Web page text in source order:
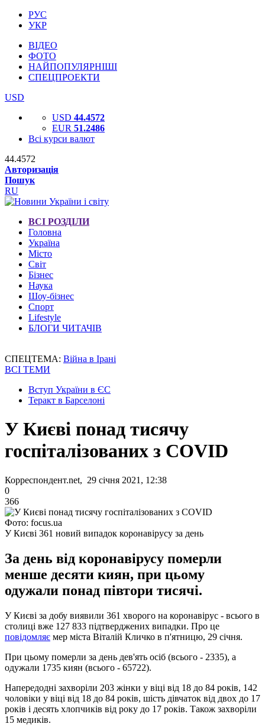
РУС
УКР
ВІДЕО
ФОТО
НАЙПОПУЛЯРНІШІ
СПЕЦПРОЕКТИ
USD
USD 44.4572
EUR 51.2486
Всі курси валют
44.4572
Авторизація
Пошук
RU
ВСІ РОЗДІЛИ
Головна
Україна
Місто
Світ
Бізнес
Наука
Шоу-бізнес
Спорт
Lifestyle
БЛОГИ ЧИТАЧІВ
СПЕЦТЕМА: Війна в Ірані
ВСІ ТЕМИ
Вступ України в ЄС
Теракт в Барселоні
У Києві понад тисячу
госпіталізованих з COVID
Корреспондент.net, 29 січня 2021, 12:38
0
366
Фото: focus.ua
У Києві 361 новий випадок коронавірусу за день
За день від коронавірусу померли
менше десяти киян, при цьому
одужали понад півтори тисячі.
У Києві за добу виявили 361 хворого на коронавірус - всього в
столиці вже 127 833 підтверджених випадки. Про це
повідомляє мер міста Віталій Кличко в п'ятницю, 29 січня.
При цьому померли за день дев'ять осіб (всього - 2335), а
одужали 1735 киян (всього - 65722).
Напередодні захворіли 203 жінки у віці від 18 до 84 років, 142
чоловіки у віці від 18 до 84 років, шість дівчаток від двох до 17
років і десять хлопчиків від року до 17 років. Також захворіли
15 медиків.